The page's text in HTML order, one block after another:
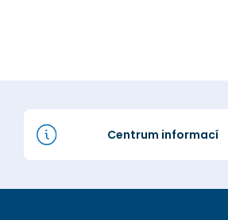
Centrum informací